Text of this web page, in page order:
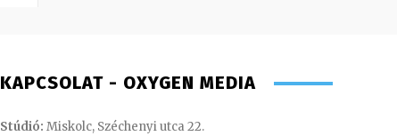
KAPCSOLAT - OXYGEN MEDIA
Stúdió: Miskolc, Széchenyi utca 22.